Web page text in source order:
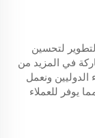
لتحسين
في المزيد من
الدوليين ونعمل
يوفر للعملاء